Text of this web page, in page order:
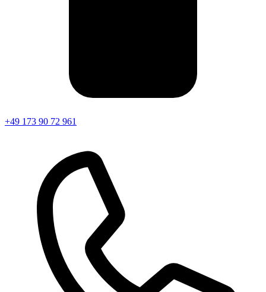
+49 173 90 72 961